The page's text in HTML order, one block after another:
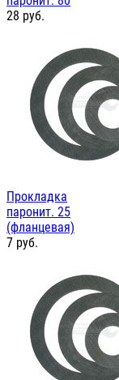
28 руб.
Прокладка
паронит. 25
(фланцевая)
7 руб.